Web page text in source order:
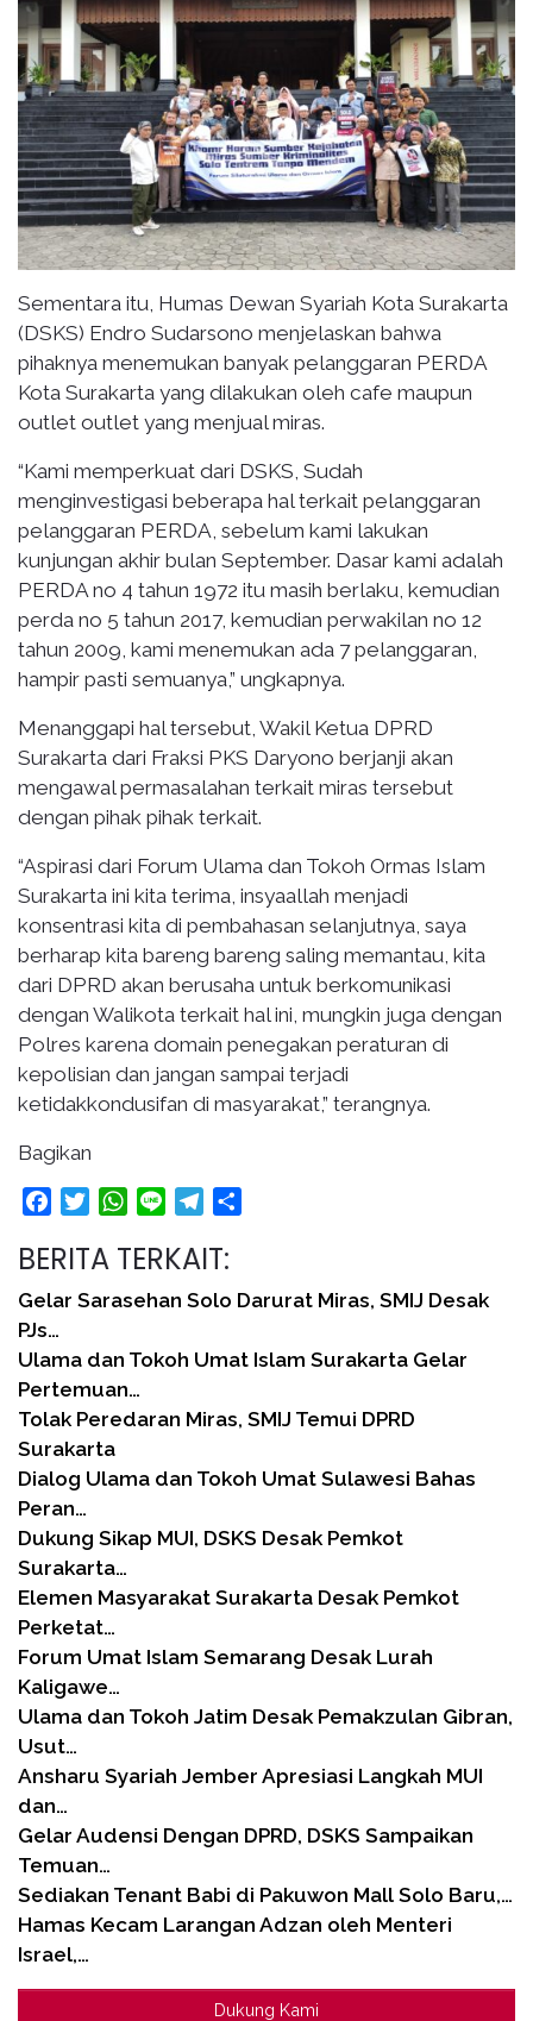
Sementara itu, Humas Dewan Syariah Kota Surakarta
(DSKS) Endro Sudarsono menjelaskan bahwa
pihaknya menemukan banyak pelanggaran PERDA
Kota Surakarta yang dilakukan oleh cafe maupun
outlet outlet yang menjual miras.
“Kami memperkuat dari DSKS, Sudah
menginvestigasi beberapa hal terkait pelanggaran
pelanggaran PERDA, sebelum kami lakukan
kunjungan akhir bulan September. Dasar kami adalah
PERDA no 4 tahun 1972 itu masih berlaku, kemudian
perda no 5 tahun 2017, kemudian perwakilan no 12
tahun 2009, kami menemukan ada 7 pelanggaran,
hampir pasti semuanya,” ungkapnya.
Menanggapi hal tersebut, Wakil Ketua DPRD
Surakarta dari Fraksi PKS Daryono berjanji akan
mengawal permasalahan terkait miras tersebut
dengan pihak pihak terkait.
“Aspirasi dari Forum Ulama dan Tokoh Ormas Islam
Surakarta ini kita terima, insyaallah menjadi
konsentrasi kita di pembahasan selanjutnya, saya
berharap kita bareng bareng saling memantau, kita
dari DPRD akan berusaha untuk berkomunikasi
dengan Walikota terkait hal ini, mungkin juga dengan
Polres karena domain penegakan peraturan di
kepolisian dan jangan sampai terjadi
ketidakkondusifan di masyarakat,” terangnya.
Bagikan
FacebookTwitterWhatsApp
Line Telegram
BERITA TERKAIT:
Gelar Sarasehan Solo Darurat Miras, SMIJ Desak
PJs…
Ulama dan Tokoh Umat Islam Surakarta Gelar
Pertemuan…
Tolak Peredaran Miras, SMIJ Temui DPRD
Surakarta
Dialog Ulama dan Tokoh Umat Sulawesi Bahas
Peran…
Dukung Sikap MUI, DSKS Desak Pemkot
Surakarta…
Elemen Masyarakat Surakarta Desak Pemkot
Perketat…
Forum Umat Islam Semarang Desak Lurah
Kaligawe…
Ulama dan Tokoh Jatim Desak Pemakzulan Gibran,
Usut…
Ansharu Syariah Jember Apresiasi Langkah MUI
dan…
Gelar Audensi Dengan DPRD, DSKS Sampaikan
Temuan…
Sediakan Tenant Babi di Pakuwon Mall Solo Baru,…
Hamas Kecam Larangan Adzan oleh Menteri
Israel,…
Dukung Kami